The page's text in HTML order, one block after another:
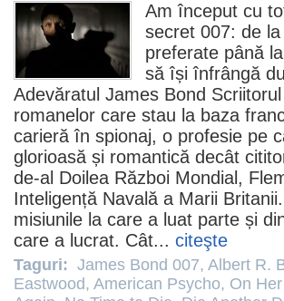
Am început cu
secret 007: de
preferate până
să își înfrângă
Adevăratul James Bond Scriitorul
romanelor care stau la baza
carieră în spionaj, o profesie pe
glorioasă și romantică decât
de-al Doilea Război Mondial,
Inteligență Navală a Marii
misiunile la care a luat parte și
care a lucrat. Cât... citeşte
Taguri: James Bond 007, Albert R.
Eastwood, American Psycho, On